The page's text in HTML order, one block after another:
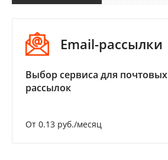
Email-рассылки
Выбор сервиса для почтовых
рассылок
От 0.13 руб./месяц